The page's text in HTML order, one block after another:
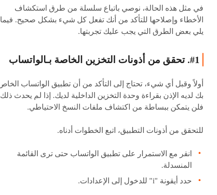
في مثل هذه الحالة، نوصي باتباع سلسلة من طرق استكشاف
الأخطاء وإصلاحها للتأكد من أنك تفعل كل شيء بشكل صحيح. فيما
يلي بعض الطرق التي يجب عليك تجربتها.
#1. تحقق من أذونات التخزين الخاصة بـالواتساب
أولاً وقبل أي شيء، تحتاج إلى التأكد من أن تطبيق الواتساب
بك لديه الإذن بقراءة وحدة التخزين الداخلية لديك. إذا لم يحدث
فلن يتمكن ببساطة من اكتشاف ملفات النسخ الاحتياطي.
للتحقق من أذونات التطبيق، اتبع الخطوات أدناه.
انقر مع الاستمرار على تطبيق الواتساب حتى ترى القائمة
المنسدلة.
حدد أيقونة "i" للدخول إلى الإعدادات.